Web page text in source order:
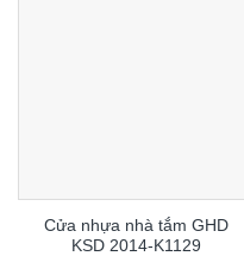
Cửa nhựa nhà tắm GHD
KSD 2014-K1129